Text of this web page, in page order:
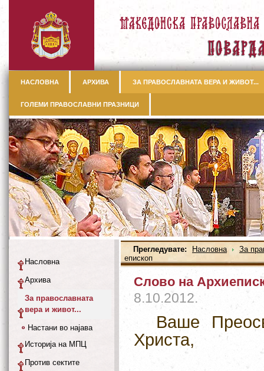
НАСЛОВНА АРХИВА ЗА ПРАВОСЛАВНАТА ВЕРА И ЖИВОТ...
ГОЛЕМИ ПРАВОСЛАВНИ ПРАЗНИЦИ
Прегледувате: Насловна
За
епископ
Слово на
8.10.2012.
Ваше
Христа,
Насловна
Архива
За православната
вера и живот...
Настани во најава
Историја на МПЦ
Против сектите